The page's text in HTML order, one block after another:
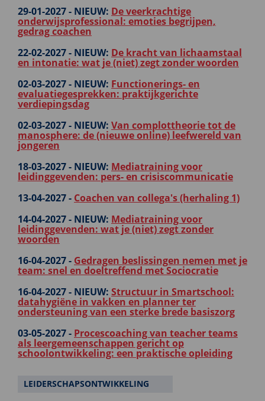
29-01-2027 - NIEUW: De veerkrachtige
onderwijsprofessional: emoties begrijpen,
gedrag coachen
22-02-2027 - NIEUW: De kracht van lichaamstaal
en intonatie: wat je (niet) zegt zonder woorden
02-03-2027 - NIEUW: Functionerings- en
evaluatiegesprekken: praktijkgerichte
verdiepingsdag
02-03-2027 - NIEUW: Van complottheorie tot de
manosphere: de (nieuwe online) leefwereld van
jongeren
18-03-2027 - NIEUW: Mediatraining voor
leidinggevenden: pers- en crisiscommunicatie
13-04-2027 - Coachen van collega's (herhaling 1)
14-04-2027 - NIEUW: Mediatraining voor
leidinggevenden: wat je (niet) zegt zonder
woorden
16-04-2027 - Gedragen beslissingen nemen met je
team: snel en doeltreffend met Sociocratie
16-04-2027 - NIEUW: Structuur in Smartschool:
datahygiëne in vakken en planner ter
ondersteuning van een sterke brede basiszorg
03-05-2027 - Procescoaching van teacher teams
als leergemeenschappen gericht op
schoolontwikkeling: een praktische opleiding
LEIDERSCHAPSONTWIKKELING